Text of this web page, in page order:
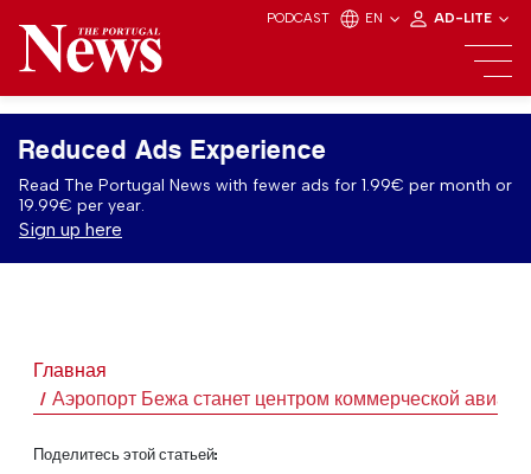
PODCAST EN AD-LITE
Reduced Ads Experience
Read The Portugal News with fewer ads for 1.99€ per month or
19.99€ per year.
Sign up here
Главная
Аэропорт Бежа станет центром коммерческой
Поделитесь этой статьей: